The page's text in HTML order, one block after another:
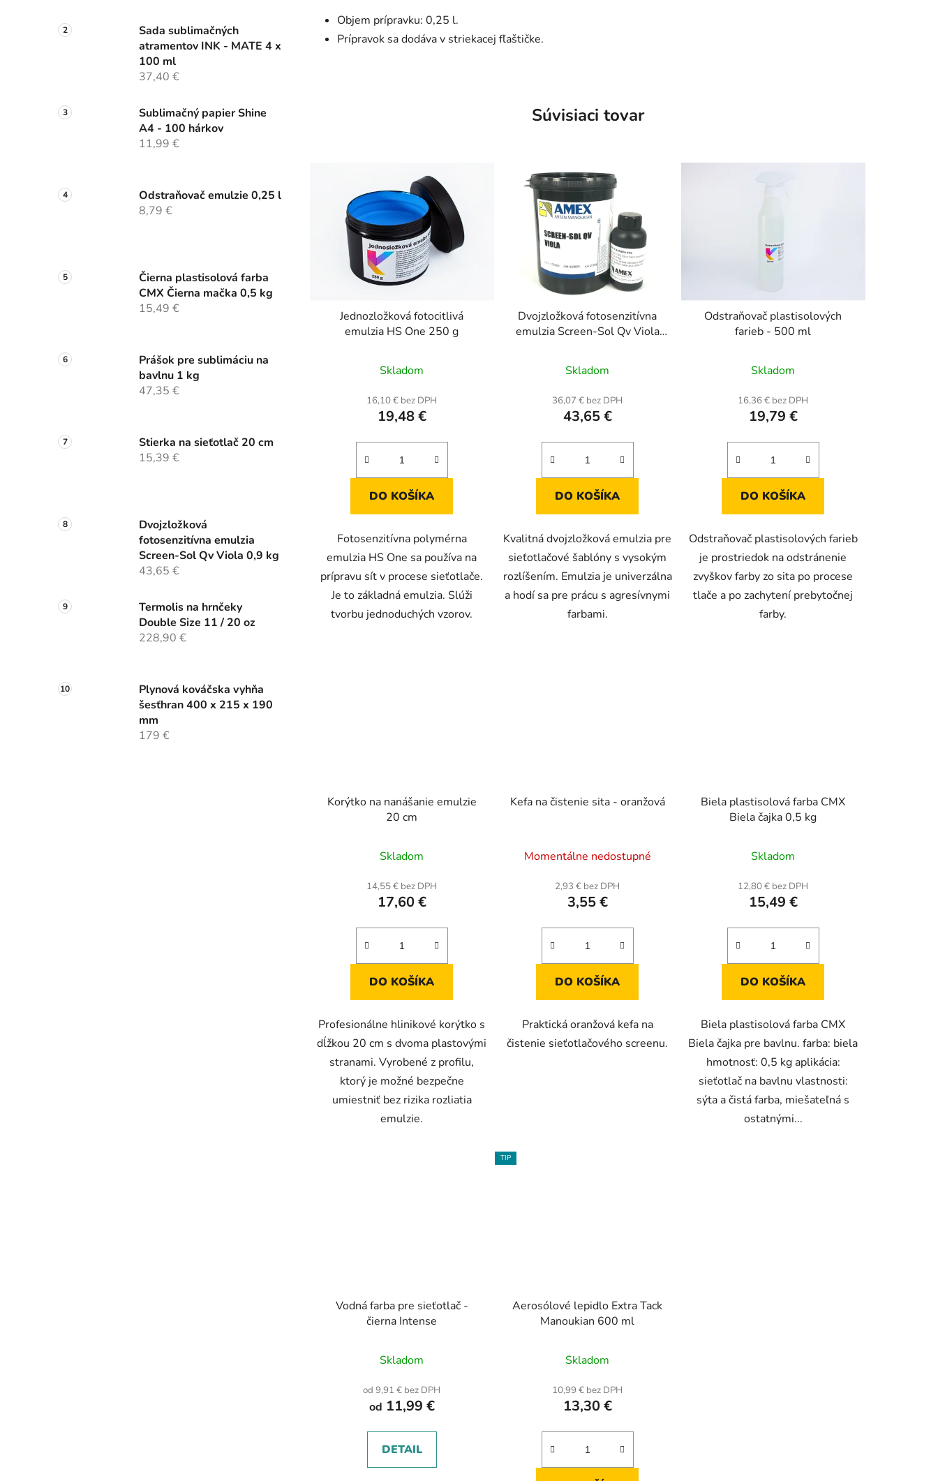
Sada sublimačných
atramentov INK - MATE 4 x
100 ml
37,40 €
Sublimačný papier Shine
A4 - 100 hárkov
11,99 €
Odstraňovač emulzie 0,25 l
8,79 €
Čierna plastisolová farba
CMX Čierna mačka 0,5 kg
15,49 €
Prášok pre sublimáciu na
bavlnu 1 kg
47,35 €
Stierka na sieťotlač 20 cm
15,39 €
Dvojzložková
fotosenzitívna emulzia
Screen-Sol Qv Viola 0,9 kg
43,65 €
Termolis na hrnčeky
Double Size 11 / 20 oz
228,90 €
Plynová kováčska vyhňa
šesťhran 400 x 215 x 190
mm
179 €
Objem prípravku: 0,25 l.
Prípravok sa dodáva v striekacej fľaštičke.
Súvisiaci tovar
Jednozložková fotocitlivá
emulzia HS One 250 g
hodnotenie
produktu
je
z
hviezdičiek.
Skladom
16,10 € bez DPH
19,48 €
DO KOŠÍKA
Fotosenzitívna polymérna
emulzia HS One sa používa na
prípravu sít v procese sieťotlače.
Je to základná emulzia. Slúži
tvorbu jednoduchých vzorov.
Dvojzložková fotosenzitívna
emulzia Screen-Sol Qv Viola
hodnotenie
produktu
je
z
hviezdičiek.
Skladom
36,07 € bez DPH
43,65 €
DO KOŠÍKA
Kvalitná dvojzložková emulzia pre
sieťotlačové šablóny s vysokým
rozlíšením. Emulzia je univerzálna
a hodí sa pre prácu s agresívnymi
farbami.
Odstraňovač plastisolových
farieb - 500 ml
hodnotenie
produktu
je
z
hviezdičiek.
Skladom
16,36 € bez DPH
19,79 €
DO KOŠÍKA
Odstraňovač plastisolových farieb
je prostriedok na odstránenie
zvyškov farby zo sita po procese
tlače a po zachytení prebytočnej
farby.
Korýtko na nanášanie emulzie
20 cm
hodnotenie
produktu
je
z
hviezdičiek.
Skladom
14,55 € bez DPH
17,60 €
DO KOŠÍKA
Profesionálne hlinikové korýtko s
dĺžkou 20 cm s dvoma plastovými
stranami. Vyrobené z profilu,
ktorý je možné bezpečne
umiestniť bez rizika rozliatia
emulzie.
Kefa na čistenie sita - oranžová
Momentálne nedostupné
2,93 € bez DPH
3,55 €
DO KOŠÍKA
Praktická oranžová kefa na
čistenie sieťotlačového screenu.
Biela plastisolová farba CMX
Biela čajka 0,5 kg
hodnotenie
produktu
je
z
hviezdičiek.
Skladom
12,80 € bez DPH
15,49 €
DO KOŠÍKA
Biela plastisolová farba CMX
Biela čajka pre bavlnu. farba: biela
hmotnosť: 0,5 kg aplikácia:
sieťotlač na bavlnu vlastnosti:
sýta a čistá farba, miešateľná s
ostatnými...
Vodná farba pre sieťotlač -
čierna Intense
Skladom
od 9,91 € bez DPH
od 11,99 €
DETAIL
TIP
Aerosólové lepidlo Extra Tack
Manoukian 600 ml
Skladom
10,99 € bez DPH
13,30 €